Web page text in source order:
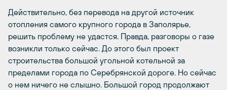
Действительно, без перевода на другой источник
отопления самого крупного города в Заполярье,
решить проблему не удастся. Правда, разговоры о газе
возникли только сейчас. До этого был проект
строительства большой угольной котельной за
пределами города по Серебрянской дороге. Но сейчас
о нем ничего не слышно. Большой город продолжают